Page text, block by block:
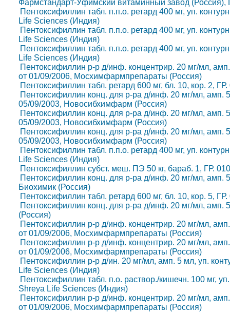
Фармстандарт-Уфимский витаминный завод
Пентоксифиллин табл. п.п.о. ретард 400 мг, уп.
Life Sciences (Индия)
Пентоксифиллин табл. п.п.о. ретард 400 мг, уп.
Life Sciences (Индия)
Пентоксифиллин табл. п.п.о. ретард 400 мг, уп.
Life Sciences (Индия)
Пентоксифиллин р-р д/инф. концентрир. 20 мг/мл,
от 01/09/2006, Мосхимфармпрепараты (Россия)
Пентоксифиллин табл. ретард 600 мг, бл. 10, кор. 2,
Пентоксифиллин конц. для р-ра д/инф. 20 мг/мл, амп.
05/09/2003, Новосибхимфарм (Россия)
Пентоксифиллин конц. для р-ра д/инф. 20 мг/мл, амп.
05/09/2003, Новосибхимфарм (Россия)
Пентоксифиллин конц. для р-ра д/инф. 20 мг/мл, амп.
05/09/2003, Новосибхимфарм (Россия)
Пентоксифиллин табл. п.п.о. ретард 400 мг, уп.
Life Sciences (Индия)
Пентоксифиллин субст. меш. ПЭ 50 кг, бараб. 1, ГР.
Пентоксифиллин конц. для р-ра д/инф. 20 мг/мл, амп.
Биохимик (Россия)
Пентоксифиллин табл. ретард 600 мг, бл. 10, кор. 5,
Пентоксифиллин конц. для р-ра д/инф. 20 мг/мл, амп.
(Россия)
Пентоксифиллин р-р д/инф. концентрир. 20 мг/мл,
от 01/09/2006, Мосхимфармпрепараты (Россия)
Пентоксифиллин р-р д/инф. концентрир. 20 мг/мл,
от 01/09/2006, Мосхимфармпрепараты (Россия)
Пентоксифиллин р-р д/ин. 20 мг/мл, амп. 5 мл, уп.
Life Sciences (Индия)
Пентоксифиллин табл. п.о. раствор./кишечн. 100 мг,
Shreya Life Sciences (Индия)
Пентоксифиллин р-р д/инф. концентрир. 20 мг/мл,
от 01/09/2006, Мосхимфармпрепараты (Россия)